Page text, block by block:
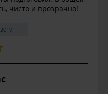
чисто и прозрачно!